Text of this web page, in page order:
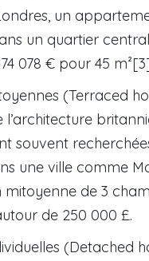
un
un quartier
078 € pour 45
(Terraced
l’architecture
souvent
une ville comme
mitoyenne de 3
de 250 000 £.
(Detached